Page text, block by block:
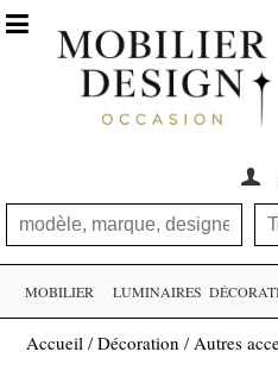


MOBILIER LUMINAIRES
Accueil /Décoration /Autres